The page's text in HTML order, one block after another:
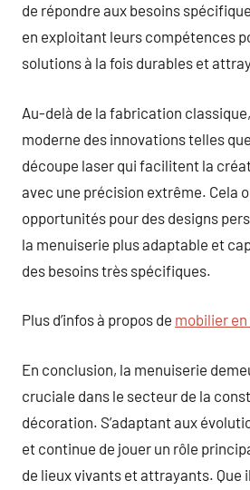
de répondre aux besoins
en exploitant leurs compétences
solutions à la fois durables et
Au-delà de la fabrication
moderne des innovations telles
découpe laser qui facilitent la
avec une précision extrême. Cela
opportunités pour des designs
la menuiserie plus adaptable et
des besoins très spécifiques.
Plus d’infos à propos de mobilier
En conclusion, la menuiserie
cruciale dans le secteur de la
décoration. S’adaptant aux
et continue de jouer un rôle
de lieux vivants et attrayants. Que il